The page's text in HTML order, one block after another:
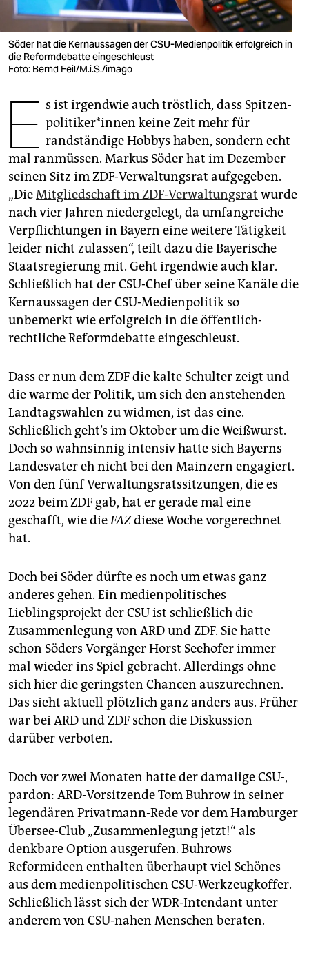
fragen & hilfe
unterstützen
abo
genossenschaft
epaper login
Söder hat die Kernaussagen der CSU-Medienpolitik erfolgreich in
die Reformdebatte eingeschleust
Foto: Bernd Feil/M.i.S./imago
E s ist irgendwie auch tröstlich, dass Spit­zen­
po­li­ti­ke­r*in­nen keine Zeit mehr für
randständige Hobbys haben, sondern echt
mal ranmüssen. Markus Söder hat im Dezember
seinen Sitz im ZDF-Verwaltungsrat aufgegeben.
„DieMitgliedschaft im ZDF-Verwaltungsrat wurde
nach vier Jahren niedergelegt, da umfangreiche
Verpflichtungen in Bayern eine weitere Tätigkeit
leider nicht zulassen“, teilt dazu die Bayerische
Staatsregierung mit. Geht irgendwie auch klar.
Schließlich hat der CSU-Chef über seine Kanäle die
Kernaussagen der CSU-Medienpolitik so
unbemerkt wie erfolgreich in die öffentlich-
rechtliche Reformdebatte eingeschleust.
Dass er nun dem ZDF die kalte Schulter zeigt und
die warme der Politik, um sich den anstehenden
Landtagswahlen zu widmen, ist das eine.
Schließlich geht’s im Oktober um die Weißwurst.
Doch so wahnsinnig intensiv hatte sich Bayerns
Landesvater eh nicht bei den Mainzern engagiert.
Von den fünf Verwaltungsratssitzungen, die es
2022 beim ZDF gab, hat er gerade mal eine
geschafft, wie dieFAZdiese Woche vorgerechnet
hat.
Doch bei Söder dürfte es noch um etwas ganz
anderes gehen. Ein medienpolitisches
Lieblingsprojekt der CSU ist schließlich die
Zusammenlegung von ARD und ZDF. Sie hatte
schon Söders Vorgänger Horst Seehofer immer
mal wieder ins Spiel gebracht. Allerdings ohne
sich hier die geringsten Chancen auszurechnen.
Das sieht aktuell plötzlich ganz anders aus. Früher
war bei ARD und ZDF schon die Diskussion
darüber verboten.
Doch vor zwei Monaten hatte der damalige CSU-,
pardon: ARD-Vorsitzende Tom Buhrow in seiner
legendären Privatmann-Rede vor dem Hamburger
Übersee-Club „Zusammenlegung jetzt!“ als
denkbare Option ausgerufen. Buhrows
Reformideen enthalten überhaupt viel Schönes
aus dem medienpolitischen CSU-Werkzeugkoffer.
Schließlich lässt sich der WDR-Intendant unter
anderem von CSU-nahen Menschen beraten.